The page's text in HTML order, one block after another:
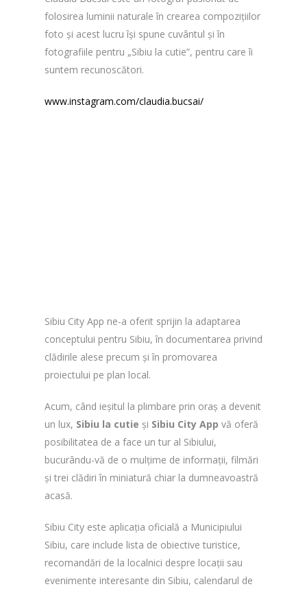
folosirea luminii naturale în crearea compozițiilor
foto și acest lucru își spune cuvântul și în
fotografiile pentru „Sibiu la cutie”, pentru care îi
suntem recunoscători.
www.instagram.com/claudia.bucsai/
Sibiu City App ne-a oferit sprijin la adaptarea
conceptului pentru Sibiu, în documentarea privind
clădirile alese precum și în promovarea
proiectului pe plan local.
Acum, când ieșitul la plimbare prin oraș a devenit
un lux, Sibiu la cutie și Sibiu City App vă oferă
posibilitatea de a face un tur al Sibiului,
bucurându-vă de o mulțime de informații, filmări
și trei clădiri în miniatură chiar la dumneavoastră
acasă.
Sibiu City este aplicaţia oficială a Municipiului
Sibiu, care include lista de obiective turistice,
recomandări de la localnici despre locații sau
evenimente interesante din Sibiu, calendarul de